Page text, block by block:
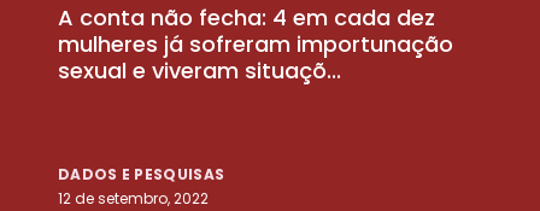
A conta não fecha: 4 em cada dez
mulheres já sofreram importunação
sexual e viveram situaçõ...
DADOS E PESQUISAS
12 de setembro, 2022